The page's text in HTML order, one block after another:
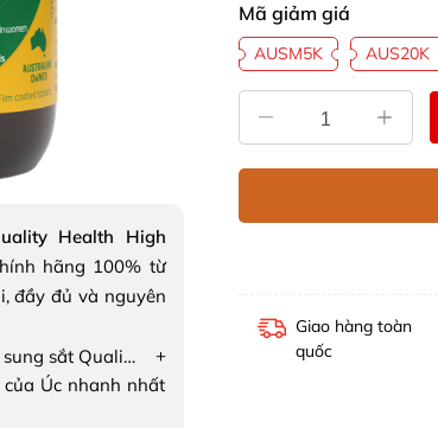
Health High
hãng 100% từ
đầy đủ và nguyên
Viên uống bổ sung sắt Quality Health High Absorption Iron+
+
Úc nhanh nhất
Mã giảm giá
AUSM5K AUS20K
Giao hàng toàn
quốc